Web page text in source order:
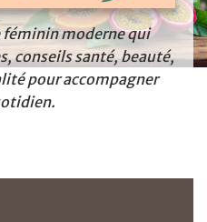
moderne qui
conseils santé, beauté,
pour accompagner